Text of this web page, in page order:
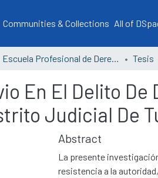
Communities & Collections All of
Escuela Profesional de Derecho Tesis
En El Delito
Judicial De
Abstract
La presente
resistencia a la